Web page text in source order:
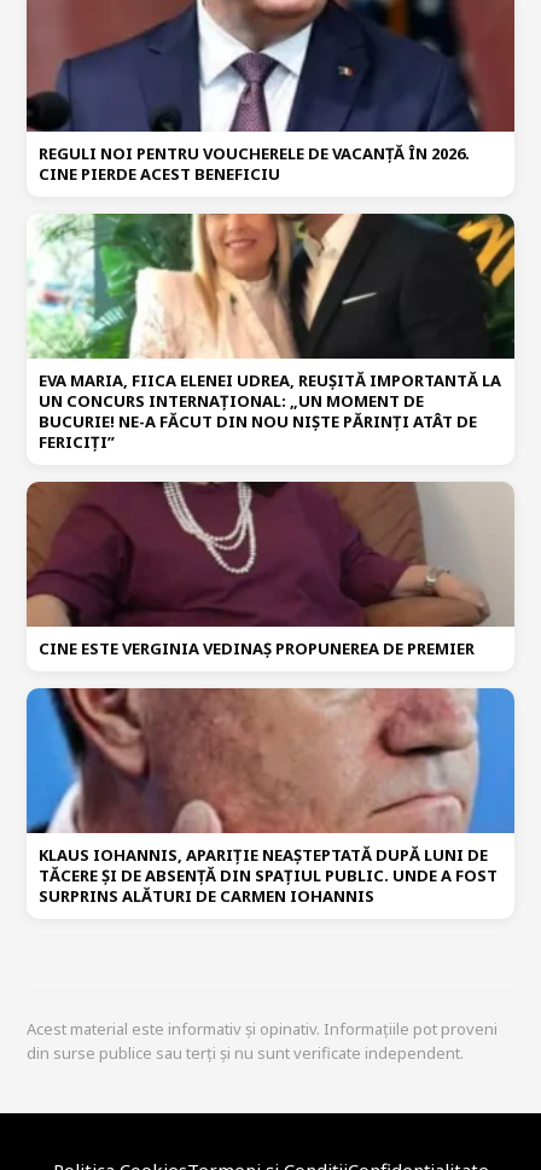
REGULI NOI PENTRU VOUCHERELE DE VACANȚĂ ÎN 2026.
CINE PIERDE ACEST BENEFICIU
EVA MARIA, FIICA ELENEI UDREA, REUȘITĂ IMPORTANTĂ LA
UN CONCURS INTERNAȚIONAL: „UN MOMENT DE
BUCURIE! NE-A FĂCUT DIN NOU NIȘTE PĂRINȚI ATÂT DE
FERICIȚI”
CINE ESTE VERGINIA VEDINAȘ PROPUNEREA DE PREMIER
KLAUS IOHANNIS, APARIȚIE NEAȘTEPTATĂ DUPĂ LUNI DE
TĂCERE ȘI DE ABSENȚĂ DIN SPAȚIUL PUBLIC. UNDE A FOST
SURPRINS ALĂTURI DE CARMEN IOHANNIS
Acest material este informativ și opinativ. Informațiile pot proveni
din surse publice sau terți și nu sunt verificate independent.